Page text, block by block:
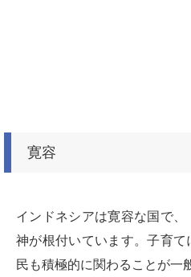
寛容
インドネシアは寛容な国で
神が根付いています。子育
民も積極的に関わることが一